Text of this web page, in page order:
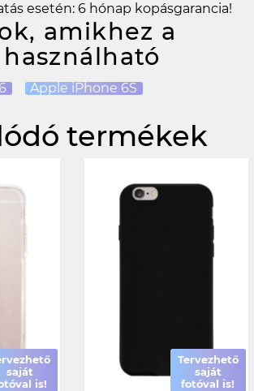
esetén: 6 hónap kopásgarancia!
amikhez a
Apple iPhone 6S
termékek
saját
is!
Tervezhető
saját
fotóval is!